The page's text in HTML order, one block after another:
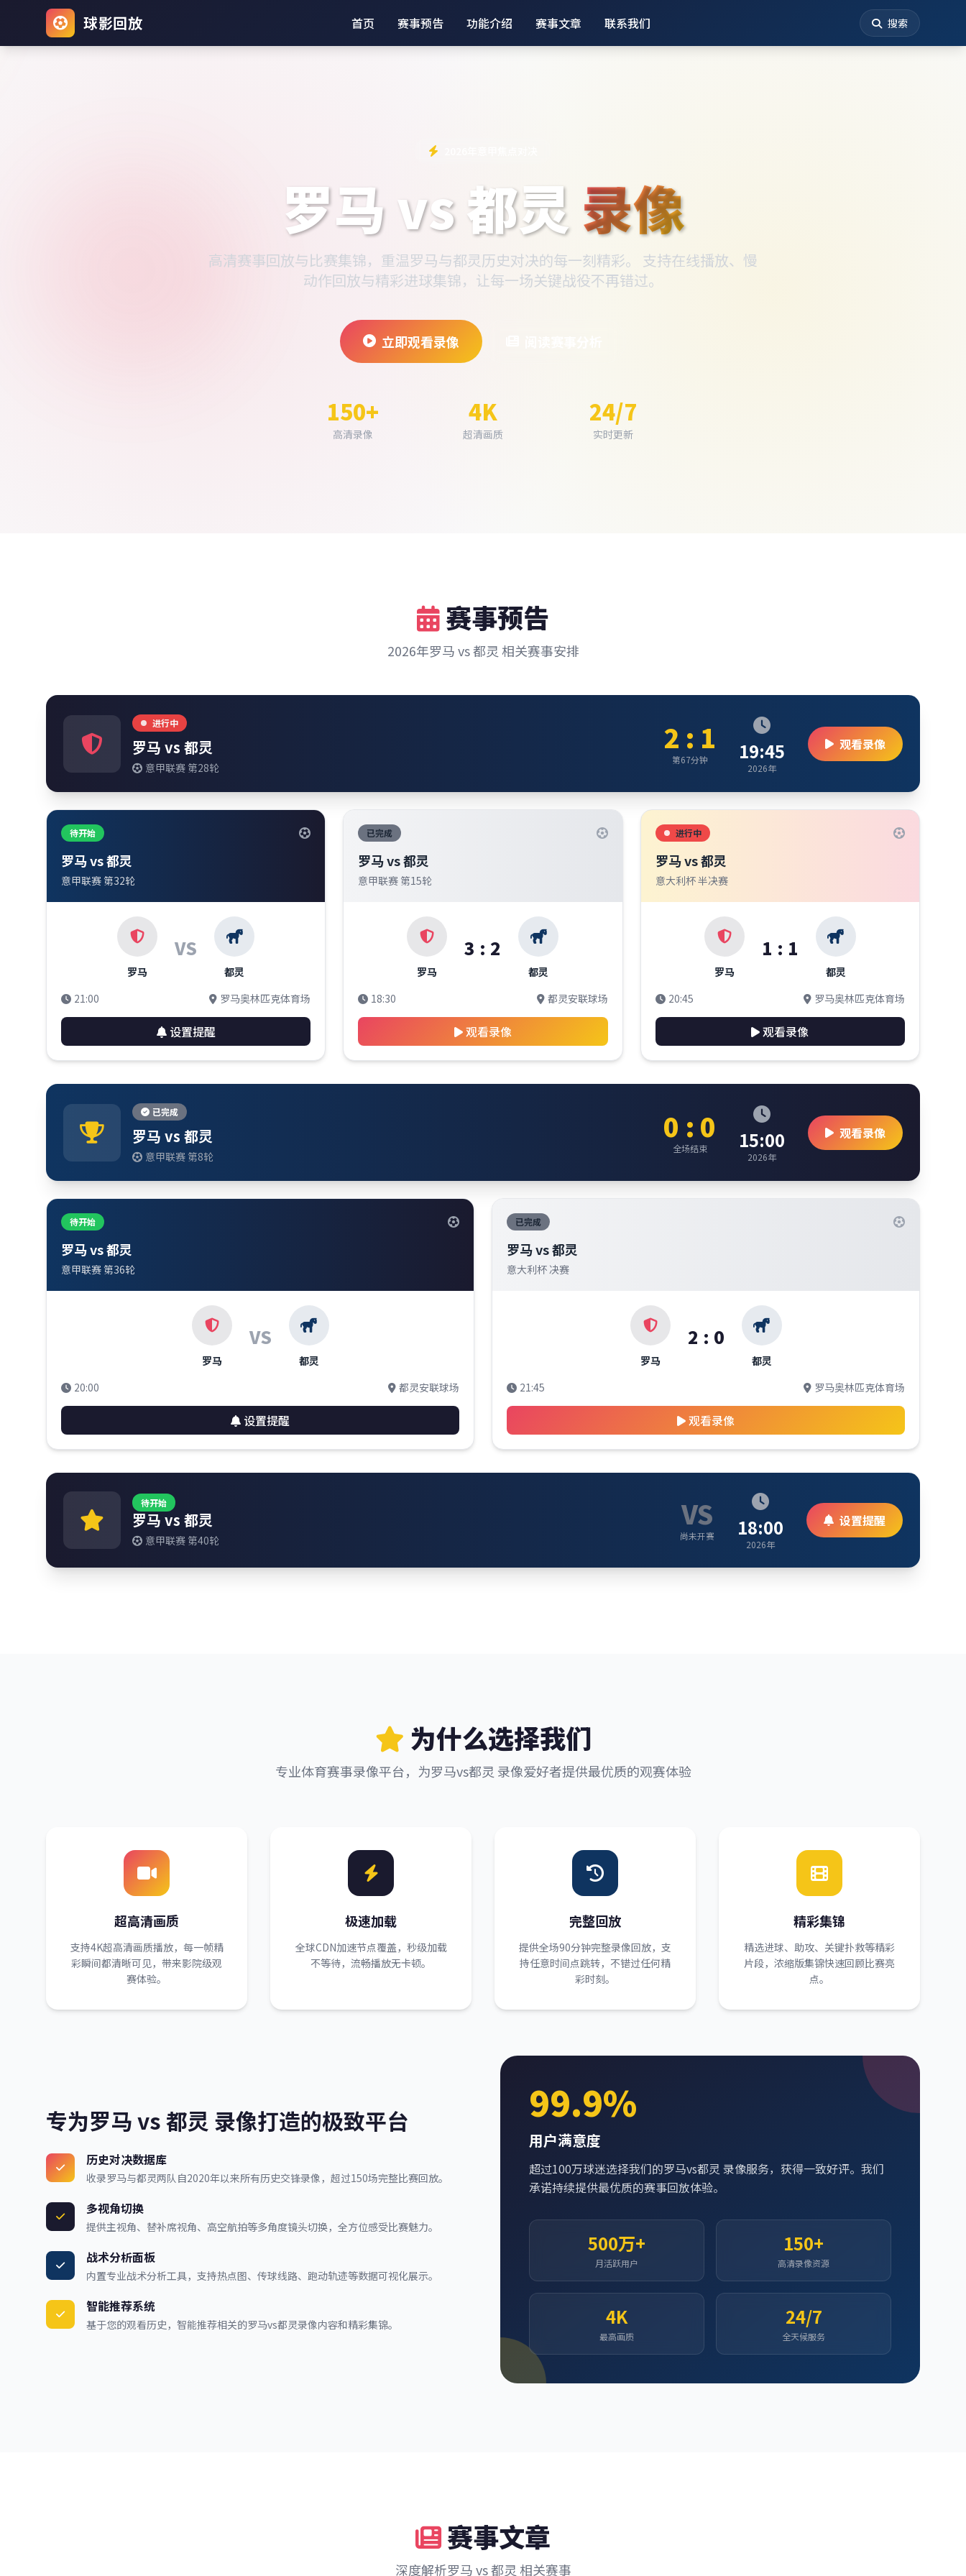
球影回放 首页 赛事预告 功能介绍 赛事文章 联系我们 搜索
罗马 vs 都灵录像
高清赛事回放与比赛集锦，重温罗马与都灵历史对决的每一刻精彩。 支持在线播放、慢
动作回放与精彩进球集锦，让每一场关键战役不再错过。
立即观看录像
150+
高清录像
4K
超清画质
24/7
实时更新
赛事预告
2026年罗马 vs 都灵 相关赛事安排
进行中
罗马 vs 都灵
意甲联赛 第28轮
2 : 1
第67分钟 19:45
2026年
观看录像
待开始
罗马 vs 都灵
意甲联赛 第32轮
罗马
VS
都灵
21:00
罗马奥林匹克体育场
设置提醒
已完成
罗马 vs 都灵
意甲联赛 第15轮
罗马
3 : 2
都灵
18:30
都灵安联球场
观看录像
进行中
罗马 vs 都灵
意大利杯 半决赛
罗马
1 : 1
都灵
20:45
罗马奥林匹克体育场
观看录像
已完成
罗马 vs 都灵
意甲联赛 第8轮
0 : 0
全场结束 15:00
2026年
观看录像
待开始
罗马 vs 都灵
意甲联赛 第36轮
罗马
VS
都灵
20:00
都灵安联球场
设置提醒
已完成
罗马 vs 都灵
意大利杯 决赛
罗马
2 : 0
都灵
21:45
罗马奥林匹克体育场
观看录像
待开始
罗马 vs 都灵
意甲联赛 第40轮
VS
尚未开赛 18:00
2026年
设置提醒
为什么选择我们
专业体育赛事录像平台，为罗马vs都灵 录像爱好者提供最优质的观赛体验
超高清画质
支持4K超高清画质播放，每一帧精
彩瞬间都清晰可见，带来影院级观
赛体验。
极速加载
全球CDN加速节点覆盖，秒级加载
不等待，流畅播放无卡顿。
完整回放
提供全场90分钟完整录像回放，支
持任意时间点跳转，不错过任何精
彩时刻。
精彩集锦
精选进球、助攻、关键扑救等精彩
片段，浓缩版集锦快速回顾比赛亮
点。
专为罗马 vs 都灵 录像打造的极致平台
历史对决数据库
收录罗马与都灵两队自2020年以来所有历史交锋录像，超过150场完整比赛回放。
多视角切换
提供主视角、替补席视角、高空航拍等多角度镜头切换，全方位感受比赛魅力。
战术分析面板
内置专业战术分析工具，支持热点图、传球线路、跑动轨迹等数据可视化展示。
智能推荐系统
基于您的观看历史，智能推荐相关的罗马vs都灵录像内容和精彩集锦。
99.9%
用户满意度
超过100万球迷选择我们的罗马vs都灵 录像服务，获得一致好评。我们
承诺持续提供最优质的赛事回放体验。
500万+
月活跃用户
150+
高清录像资源
4K
最高画质
24/7
全天候服务
赛事文章
深度解析罗马 vs 都灵 相关赛事